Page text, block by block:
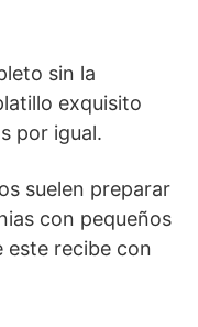
sin la
exquisito
por igual.
suelen preparar
con pequeños
recibe con